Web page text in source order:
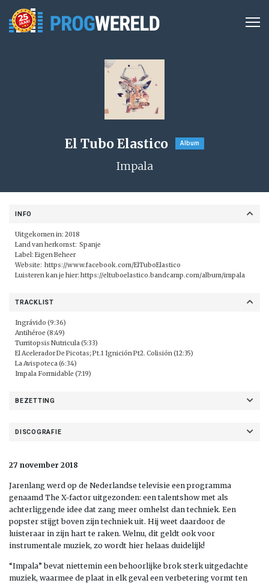
El Tubo Elastico Album
Impala
INFO
Uitgekomen in: 2018
Land van herkomst: Spanje
Label: Eigen Beheer
Website: https://www.facebook.com/ElTuboElastico
Luisteren kan je hier: https://eltuboelastico.bandcamp.com/album/impala
TRACKLIST
Ingrávido (9:36)
Antihéroe (8:49)
Turritopsis Nutricula (5:33)
El Acelerador De Picotas; Pt.1 Ignición Pt2. Colisión (12:35)
La Avispoteca (6:34)
Impala Formidable (7:19)
BEZETTING
DISCOGRAFIE
27 november 2018
Jarenlang werd op de Nederlandse televisie een programma
genaamd The X-factor uitgezonden: een talentshow met als
achterliggende idee dat zang meer omhelst dan techniek. Een
popster stijgt boven zijn techniek uit. Hij weet daardoor de
luisteraar in zijn hart te raken. Welnu, dit geldt ook voor
instrumentale muziek, zo wordt hier helaas duidelijk!
“Impala” bevat niettemin een behoorlijke brok sterk uitgedachte
muziek, waarmee de plaat in elk geval een verbetering vormt ten